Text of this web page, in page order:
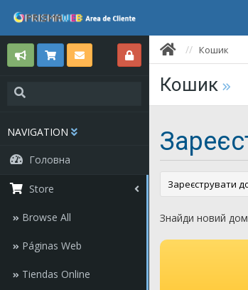
NAVIGATION
Головна
Store
Browse All
Páginas Web
Tiendas Online
Кошик
Кошик
Знайди новий